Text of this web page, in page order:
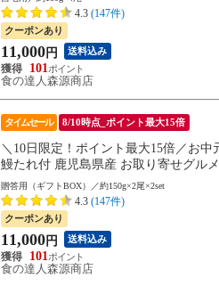
4.3 (147件)
クーポンあり
11,000 円 送料込み
101
食の達人森源商店
タイムセール 8/10時点_ポイント最大15倍
＼10日限定！ポイント最大15倍／お
鰻たれ付 鹿児島県産 お取り寄せグル
贈答用（ギフトBOX）／約150g×2尾×2set
4.3 (147件)
クーポンあり
11,000 円 送料込み
101
食の達人森源商店